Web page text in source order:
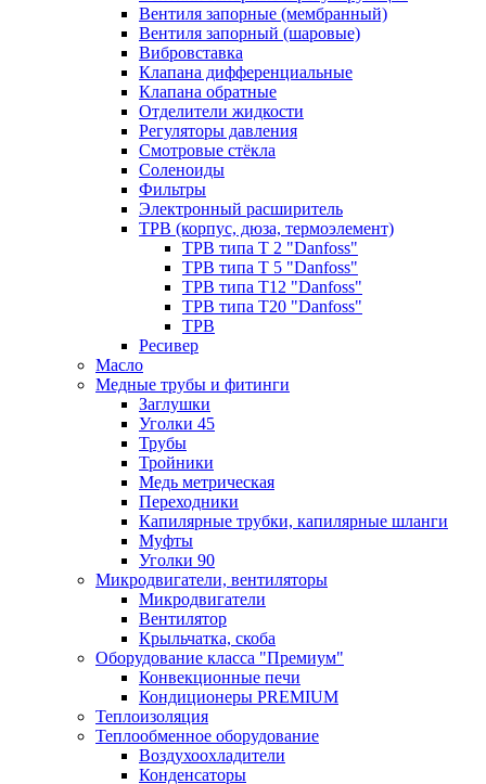
Вентиля запорные (мембранный)
Вентиля запорный (шаровые)
Вибровставка
Клапана дифференциальные
Клапана обратные
Отделители жидкости
Регуляторы давления
Смотровые стёкла
Соленоиды
Фильтры
Электронный расширитель
ТРВ (корпус, дюза, термоэлемент)
ТРВ типа Т 2 "Danfoss"
ТРВ типа Т 5 "Danfoss"
ТРВ типа Т12 "Danfoss"
ТРВ типа Т20 "Danfoss"
ТРВ
Ресивер
Масло
Медные трубы и фитинги
Заглушки
Уголки 45
Трубы
Тройники
Медь метрическая
Переходники
Капилярные трубки, капилярные шланги
Муфты
Уголки 90
Микродвигатели, вентиляторы
Микродвигатели
Вентилятор
Крыльчатка, скоба
Оборудование класса "Премиум"
Конвекционные печи
Кондиционеры PREMIUM
Теплоизоляция
Теплообменное оборудование
Воздухоохладители
Конденсаторы